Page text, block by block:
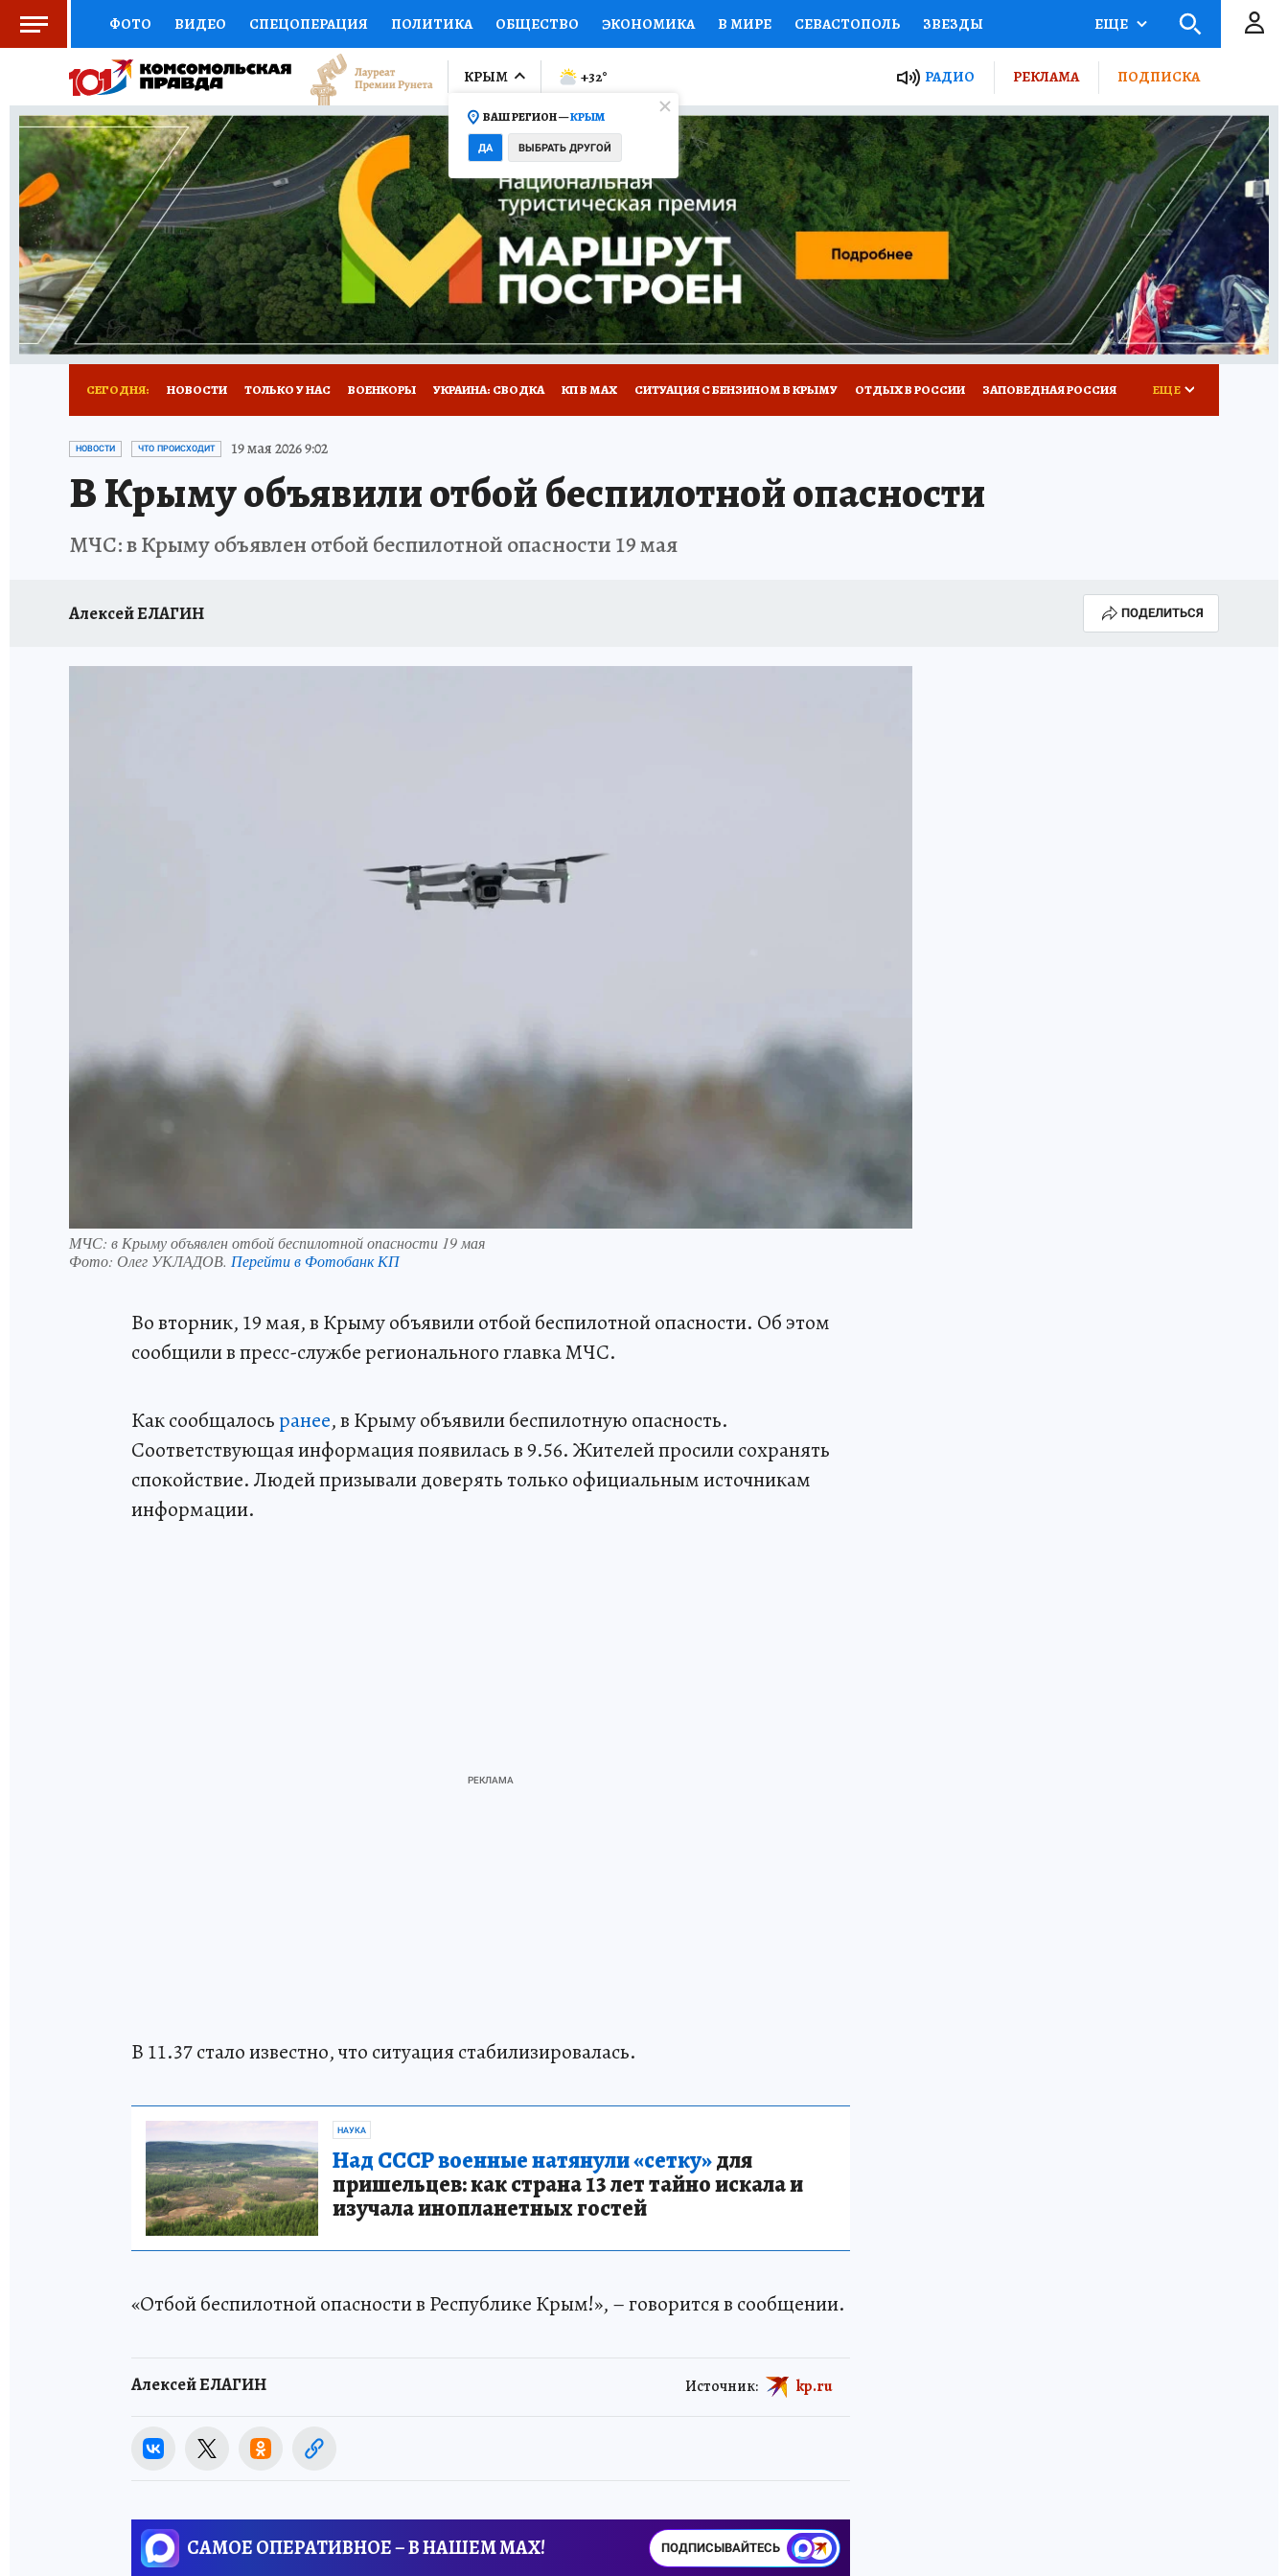
ФОТО ВИДЕО СПЕЦОПЕРАЦИЯ ПОЛИТИКА ОБЩЕСТВО ЭКОНОМИКА В МИРЕ СЕВАСТОПОЛЬ ЗВЕЗДЫ
ЗДОРОВЬЕ СОЦПОДДЕРЖКА НАУКА СПОРТ КОЛУМНИСТЫ НАЦИОНАЛЬНЫЕ ПРОЕКТЫ РОССИИ
ВЫБОР ЭКСПЕРТОВ ДОКТОР ФИНАНСЫ ОТКРЫВАЕМ МИР СЕМЬЯ ЖЕНСКИЕ СЕКРЕТЫ ПУТЕВОДИТЕЛЬ
КНИЖНАЯ ПОЛКА ПРОГНОЗЫ НА СПОРТ ПРОМОКОДЫ СЕРИАЛЫ СПЕЦПРОЕКТЫ ДЕФИЦИТ ЖЕЛЕЗА ТУРИЗМ
ПРЕСС-ЦЕНТР НЕДВИЖИМОСТЬ ТЕЛЕВИЗОР КОНКУРСЫ РАБОТА У НАС ГИД ПОТРЕБИТЕЛЯ ВСЕ О КП РАДИО КП
КОЛЛЕКЦИИ РЕКЛАМА ТЕСТЫ НОВОЕ НА САЙТЕ
ЕЩЕ
КРЫМ
ВАШ РЕГИОН —КРЫМ
ДА ВЫБРАТЬ ДРУГОЙ
+32° РАДИО РЕКЛАМА ПОДПИСКА
СЕГОДНЯ: НОВОСТИ ТОЛЬКО У НАС ВОЕНКОРЫ УКРАИНА: СВОДКА КП В МАХ СИТУАЦИЯ С БЕНЗИНОМ В КРЫМУ ОТДЫХ В РОССИИ ЗАПОВЕДНАЯ РОССИЯ
СИТУАЦИЯ С МАЗУТОМ В КРЫМУ
ЕЩЕ
НОВОСТИ ЧТО ПРОИСХОДИТ 19 мая 2026 9:02
В Крыму объявили отбой беспилотной опасности
МЧС: в Крыму объявлен отбой беспилотной опасности 19 мая
Алексей ЕЛАГИН ПОДЕЛИТЬСЯ
МЧС: в Крыму объявлен отбой беспилотной опасности 19 мая
Фото: Олег УКЛАДОВ. Перейти в Фотобанк КП
Во вторник, 19 мая, в Крыму объявили отбой беспилотной опасности. Об этом
сообщили в пресс-службе регионального главка МЧС.
Как сообщалосьранее, в Крыму объявили беспилотную опасность.
Соответствующая информация появилась в 9.56. Жителей просили сохранять
спокойствие. Людей призывали доверять только официальным источникам
информации.
В 11.37 стало известно, что ситуация стабилизировалась.
НАУКА
Над СССР военные натянули «сетку»для
пришельцев: как страна 13 лет тайно искала и
изучала инопланетных гостей
«Отбой беспилотной опасности в Республике Крым!», – говорится в сообщении.
Алексей ЕЛАГИН Источник: kp.ru
САМОЕ ОПЕРАТИВНОЕ – В НАШЕМ MAX! ПОДПИСЫВАЙТЕСЬ